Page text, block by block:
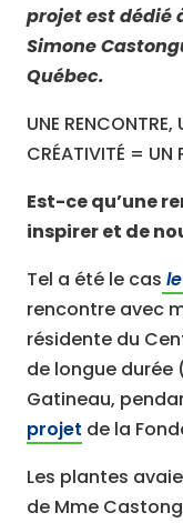
projet est dédié
Simone
Québec.
UNE RENCONTRE,
CRÉATIVITÉ = UN
Est-ce qu’une
inspirer et de
Tel a été le cas
rencontre avec
résidente du
de longue durée
Gatineau,
projet de la
Les plantes
de Mme